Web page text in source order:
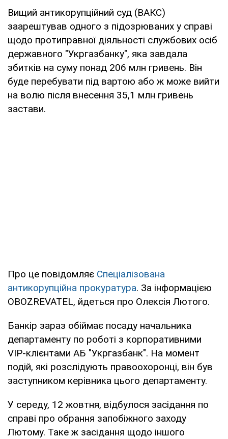
Вищий антикорупційний суд (ВАКС)
заарештував одного з підозрюваних у справі
щодо протиправної діяльності службових осіб
державного "Укргазбанку", яка завдала
збитків на суму понад 206 млн гривень. Він
буде перебувати під вартою або ж може вийти
на волю після внесення 35,1 млн гривень
застави.
Про це повідомляє Спеціалізована
антикорупційна прокуратура. За інформацією
OBOZREVATEL, йдеться про Олексія Лютого.
Банкір зараз обіймає посаду начальника
департаменту по роботі з корпоративними
VIP-клієнтами АБ "Укргазбанк". На момент
подій, які розслідують правоохоронці, він був
заступником керівника цього департаменту.
У середу, 12 жовтня, відбулося засідання по
справі про обрання запобіжного заходу
Лютому. Таке ж засідання щодо іншого